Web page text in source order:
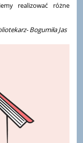
realizować różne
Bogumiła Jas